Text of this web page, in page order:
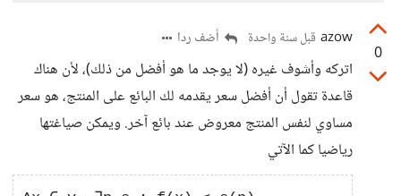
0
azow قبل سنة واحدة أضف ردا
اتركه وأشوف غيره (لا يوجد ما هو أفضل من ذلك)، لأن هناك
قاعدة تقول أن أفضل سعر يقدمه لك البائع على المنتج، هو سعر
مساوي لنفس المنتج معروض عند بائع آخر. ويمكن صياغتها
رياضيا كما الآتي